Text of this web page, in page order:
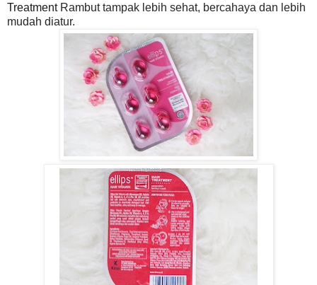
Treatment Rambut tampak lebih sehat, bercahaya dan lebih
mudah diatur.